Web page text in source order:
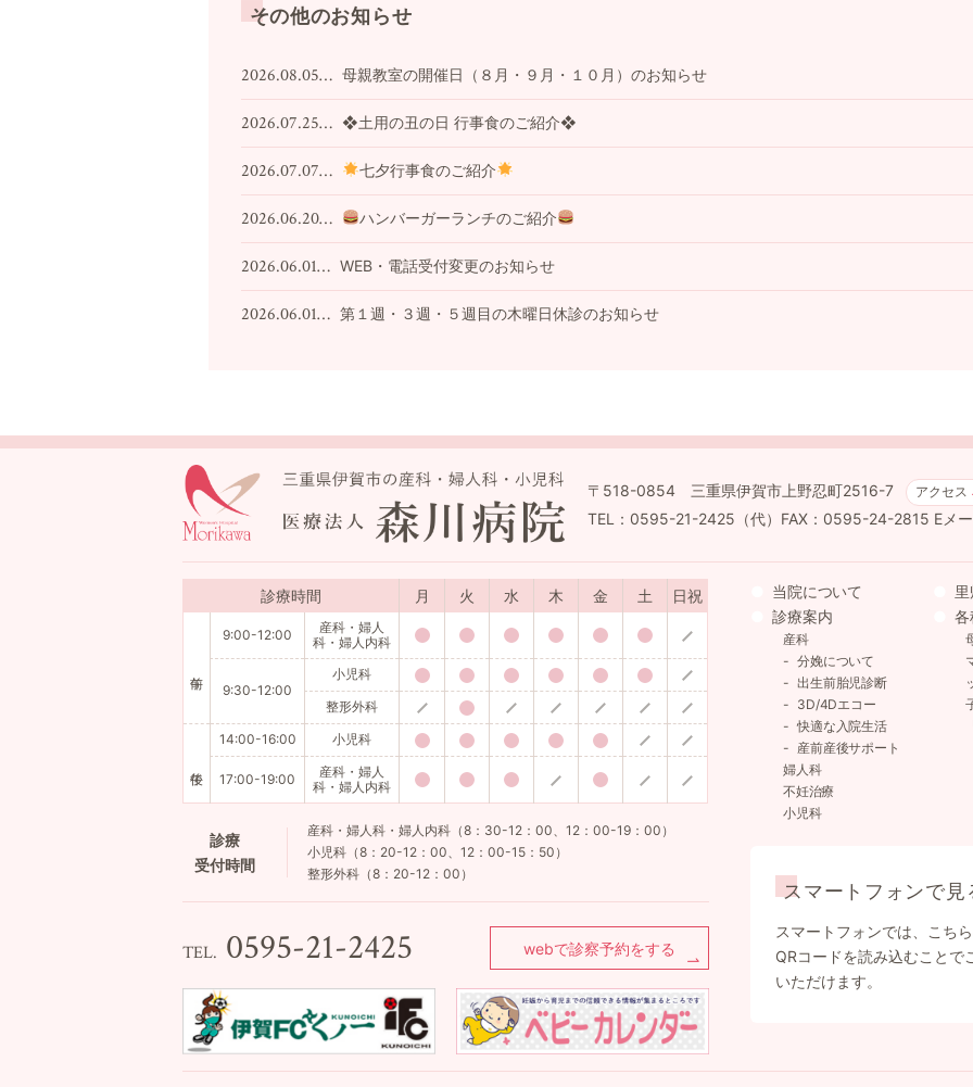
その他のお知らせ
2026.08.05… 母親教室の開催日（８月・９月・１０月）のお知らせ
2026.07.25… ❖土用の丑の日 行事食のご紹介❖
2026.07.07… 七夕行事食のご紹介
2026.06.20… ハンバーガーランチのご紹介
2026.06.01… WEB・電話受付変更のお知らせ
2026.06.01… 第１週・３週・５週目の木曜日休診のお知らせ
〒518-0854 三重県伊賀市上野忍町2516-7 アクセス
TEL：0595-21-2425（代）FAX：0595-24-2815 Eメ
診療時間 月 火 水 木 金 土 日祝
9:00-12:00
産科・婦人
科・婦人内科
9:30-12:00
小児科
整形外科
14:00-16:00
小児科
17:00-19:00
産科・婦人
科・婦人内科
診療
受付時間
産科・婦人科・婦人内科（8：30-12：00、12：00-19：00）
小児科（8：20-12：00、12：00-15：50）
整形外科（8：20-12：00）
TEL. 0595-21-2425 webで診察予約をする
当院について
診療案内
産科
分娩について
出生前胎児診断
3D/4Dエコー
快適な入院生活
産前産後サポート
婦人科
不妊治療
小児科
各
スマートフォンで見
スマートフォンでは、こち
QRコードを読み込むことで
いただけます。